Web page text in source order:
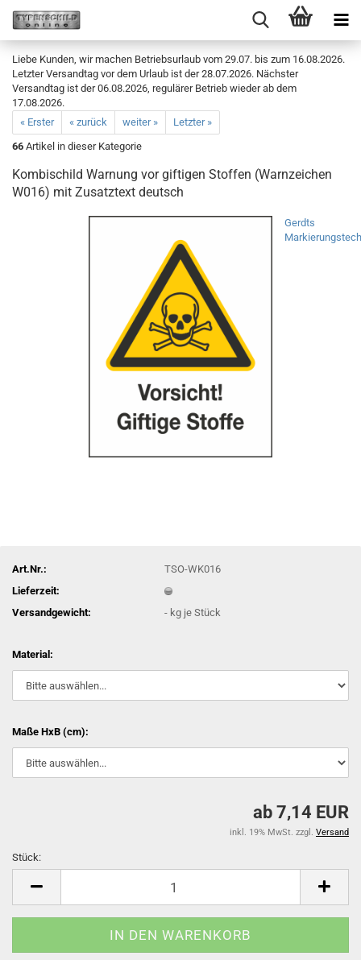
Liebe Kunden, wir machen Betriebsurlaub vom 29.07. bis zum 16.08.2026.
Letzter Versandtag vor dem Urlaub ist der 28.07.2026. Nächster
Versandtag ist der 06.08.2026, regulärer Betrieb wieder ab dem
17.08.2026.
« Erster
« zurück weiter »
Letzter »
66 Artikel in dieser Kategorie
Kombischild Warnung vor giftigen Stoffen (Warnzeichen
W016) mit Zusatztext deutsch
Gerdts
Art.Nr.:
TSO-WK016
Lieferzeit:
Versandgewicht:
- kg je Stück
Material:
Maße HxB (cm):
ab 7,14 EUR
inkl. 19% MwSt. zzgl. Versand
Stück: